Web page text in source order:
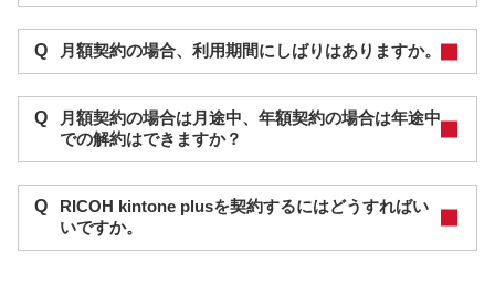
Q 月額契約の場合、利用期間にしばりはありますか。
Q
月額契約の場合は月途中、年額契約の場合は年途中
での解約はできますか？
Q
RICOH kintone plusを契約するにはどうすればい
いですか。